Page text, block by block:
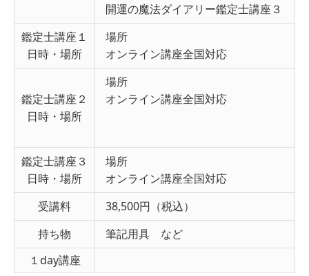
開運の魔法ダイアリー鑑定士講座３
鑑定士講座１
日時・場所
場所
オンライン講座全国対応
鑑定士講座２
日時・場所
場所
オンライン講座全国対応
鑑定士講座３
日時・場所
場所
オンライン講座全国対応
受講料
38,500円（税込）
持ち物
筆記用具 など
１day講座